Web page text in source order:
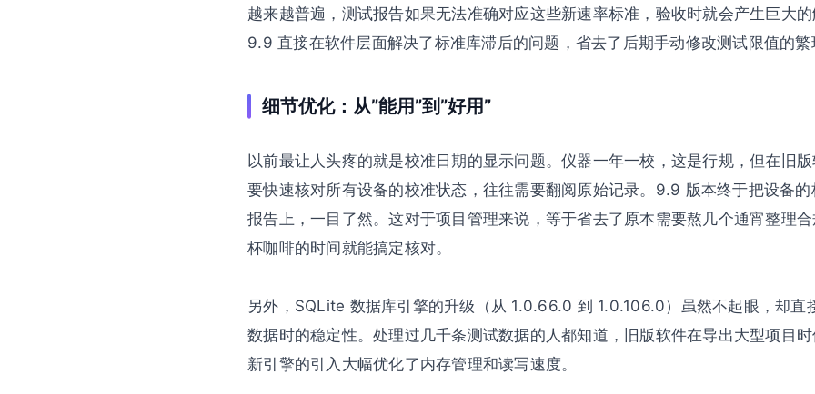
越来越普遍，测试报告如果无法准确对应这些新速率标准，验收时就会产生巨大
9.9 直接在软件层面解决了标准库滞后的问题，省去了后期手动修改测试限值的繁
细节优化：从”能用”到”好用”
以前最让人头疼的就是校准日期的显示问题。仪器一年一校，这是行规，但在旧
要快速核对所有设备的校准状态，往往需要翻阅原始记录。9.9 版本终于把设备的
报告上，一目了然。这对于项目管理来说，等于省去了原本需要熬几个通宵整理
杯咖啡的时间就能搞定核对。
另外，SQLite 数据库引擎的升级（从 1.0.66.0 到 1.0.106.0）虽然不起眼，却直
数据时的稳定性。处理过几千条测试数据的人都知道，旧版软件在导出大型项目时
新引擎的引入大幅优化了内存管理和读写速度。